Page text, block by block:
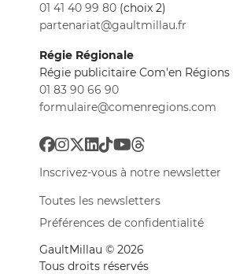
01 41 40 99 80 (choix 2)
partenariat@gaultmillau.fr
Régie Régionale
Régie publicitaire Com'en Régions
01 83 90 66 90
formulaire@comenregions.com
Inscrivez-vous à notre newsletter
Toutes les newsletters
Préférences de confidentialité
GaultMillau © 2026
Tous droits réservés